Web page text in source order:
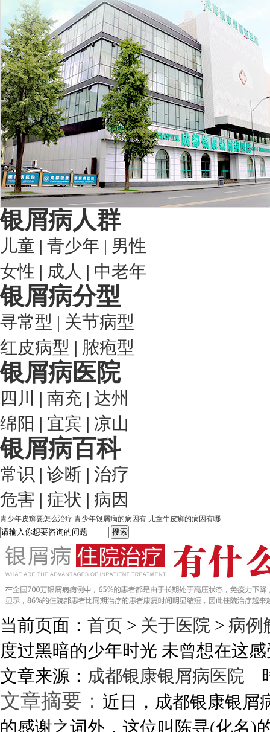
银屑病人群
儿童 | 青少年 | 男性
女性 | 成人 | 中老年
银屑病分型
寻常型 | 关节病型
红皮病型 | 脓疱型
银屑病医院
四川 | 南充 | 达州
绵阳 | 宜宾 | 凉山
银屑病百科
常识 | 诊断 | 治疗
危害 | 症状 | 病因
青少年皮癣要怎么治疗 青少年银屑病的病因有 儿童牛皮癣的病因有哪
当前页面： 首页 > 关于医院 > 病例
度过黑暗的少年时光 未曾想在这
文章来源： 成都银康银屑病医院
文章摘要： 近日，成都银康银屑
的感谢之词外，这位叫陈寻(化名)